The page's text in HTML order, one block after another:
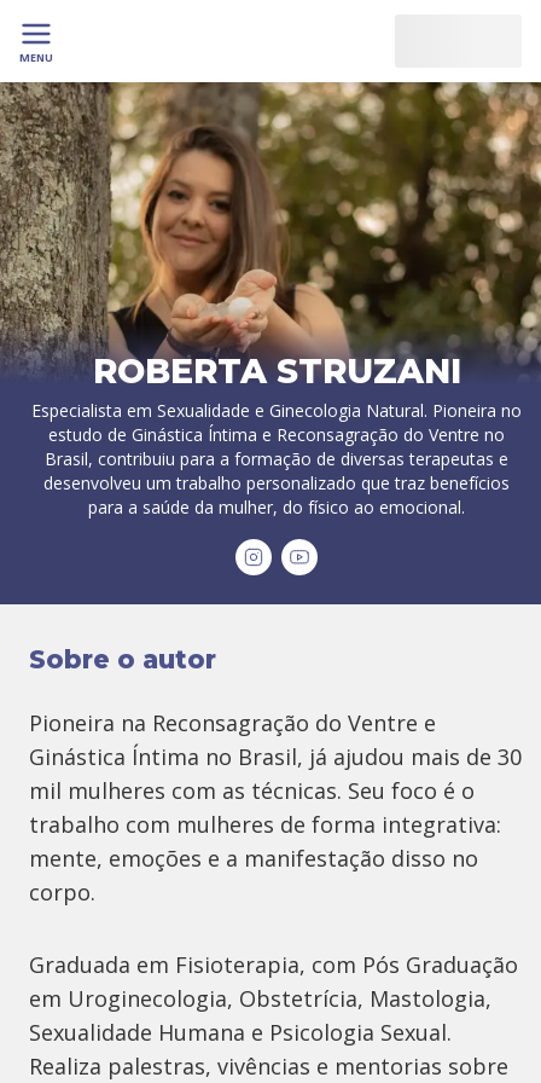
MENU
ROBERTA STRUZANI
Especialista em Sexualidade e Ginecologia Natural. Pioneira no
estudo de Ginástica Íntima e Reconsagração do Ventre no
Brasil, contribuiu para a formação de diversas terapeutas e
desenvolveu um trabalho personalizado que traz benefícios
para a saúde da mulher, do físico ao emocional.
Sobre o autor
Pioneira na Reconsagração do Ventre e
Ginástica Íntima no Brasil, já ajudou mais de 30
mil mulheres com as técnicas. Seu foco é o
trabalho com mulheres de forma integrativa:
mente, emoções e a manifestação disso no
corpo.
Graduada em Fisioterapia, com Pós Graduação
em Uroginecologia, Obstetrícia, Mastologia,
Sexualidade Humana e Psicologia Sexual.
Realiza palestras, vivências e mentorias sobre